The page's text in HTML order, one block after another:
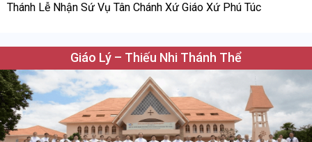
Thánh Lễ Nhận Sứ Vụ Tân Chánh Xứ Giáo Xứ Phú Túc
Giáo Lý – Thiếu Nhi Thánh Thể